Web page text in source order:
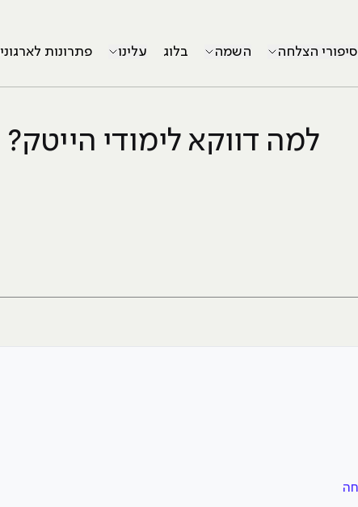
סיפורי הצלחה השמה בלוג עלינו פתרונות
למה דווקא לימודי הייטק?